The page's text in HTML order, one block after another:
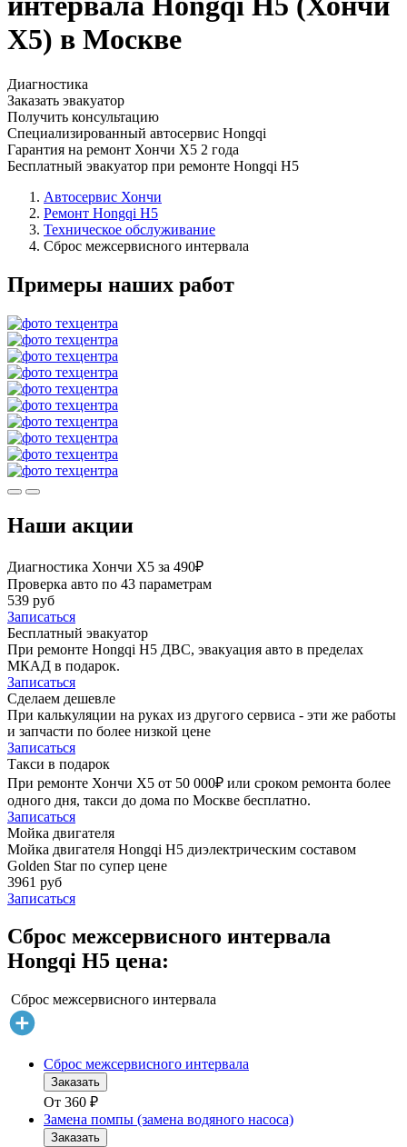
Х5) в Москве
Диагностика
Заказать эвакуатор
Получить консультацию
Специализированный автосервис Hongqi
Гарантия на ремонт Хончи Х5 2 года
Бесплатный эвакуатор при ремонте Hongqi H5
Автосервис Хончи
Ремонт Hongqi H5
Техническое обслуживание
Сброс межсервисного интервала
Примеры наших работ
Наши акции
Диагностика Хончи Х5 за 490₽
Проверка авто по 43 параметрам
539 руб
Записаться
Бесплатный эвакуатор
При ремонте Hongqi H5 ДВС, эвакуация авто в пределах
МКАД в подарок.
Записаться
Сделаем дешевле
При калькуляции на руках из другого сервиса - эти же работы
и запчасти по более низкой цене
Записаться
Такси в подарок
При ремонте Хончи Х5 от 50 000₽ или сроком ремонта более
одного дня, такси до дома по Москве бесплатно.
Записаться
Мойка двигателя
Мойка двигателя Hongqi H5 диэлектрическим составом
Golden Star по супер цене
3961 руб
Записаться
Сброс межсервисного интервала
Hongqi H5 цена:
Сброс межсервисного интервала
Сброс межсервисного интервала
Заказать
От 360 ₽
Замена помпы (замена водяного насоса)
Заказать